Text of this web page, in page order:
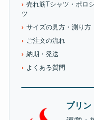
売れ筋Tシャツ・ポロ
ツ
サイズの見方・測り方
ご注文の流れ
納期・発送
よくある質問
プリン